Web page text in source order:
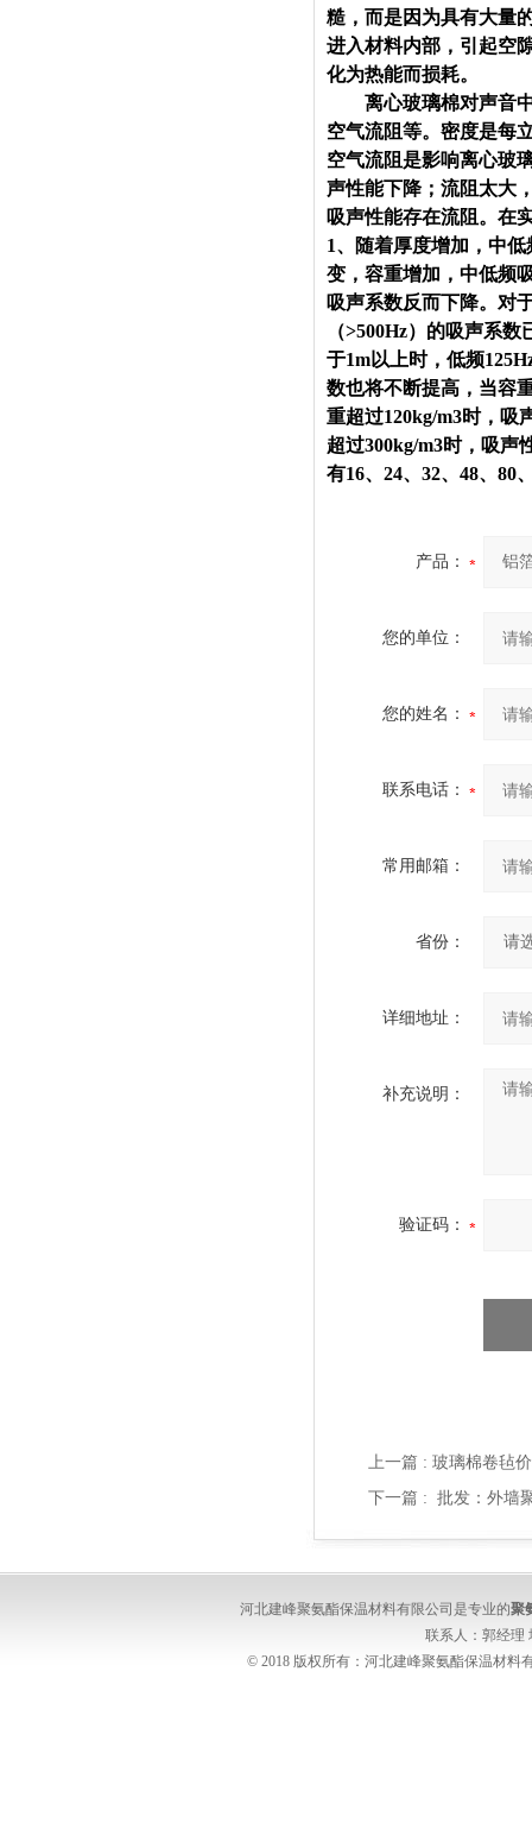
糙，而是因为具有大量
进入材料内部，引起空
化为热能而损耗。
离心玻璃棉对声音中
空气流阻等。密度是每
空气流阻是影响离心玻
声性能下降；流阻太大
吸声性能存在流阻。在
1、随着厚度增加，中
变，容重增加，中低频
吸声系数反而下降。对
（>500Hz）的吸声系
于1m以上时，低频
数也将不断提高，当容
重超过120kg/m3时，吸
超过300kg/m3时，吸声
有16、24、32、48、80
产品：
您的单位：
您的姓名：
联系电话：
常用邮箱：
省份：
详细地址：
补充说明：
验证码：
上一篇 : 玻璃棉卷毡
下一篇 : 批发：外墙
河北建峰聚氨酯保温材料有限公司是专业的聚
联系人：郭经理
© 2018 版权所有：河北建峰聚氨酯保温材